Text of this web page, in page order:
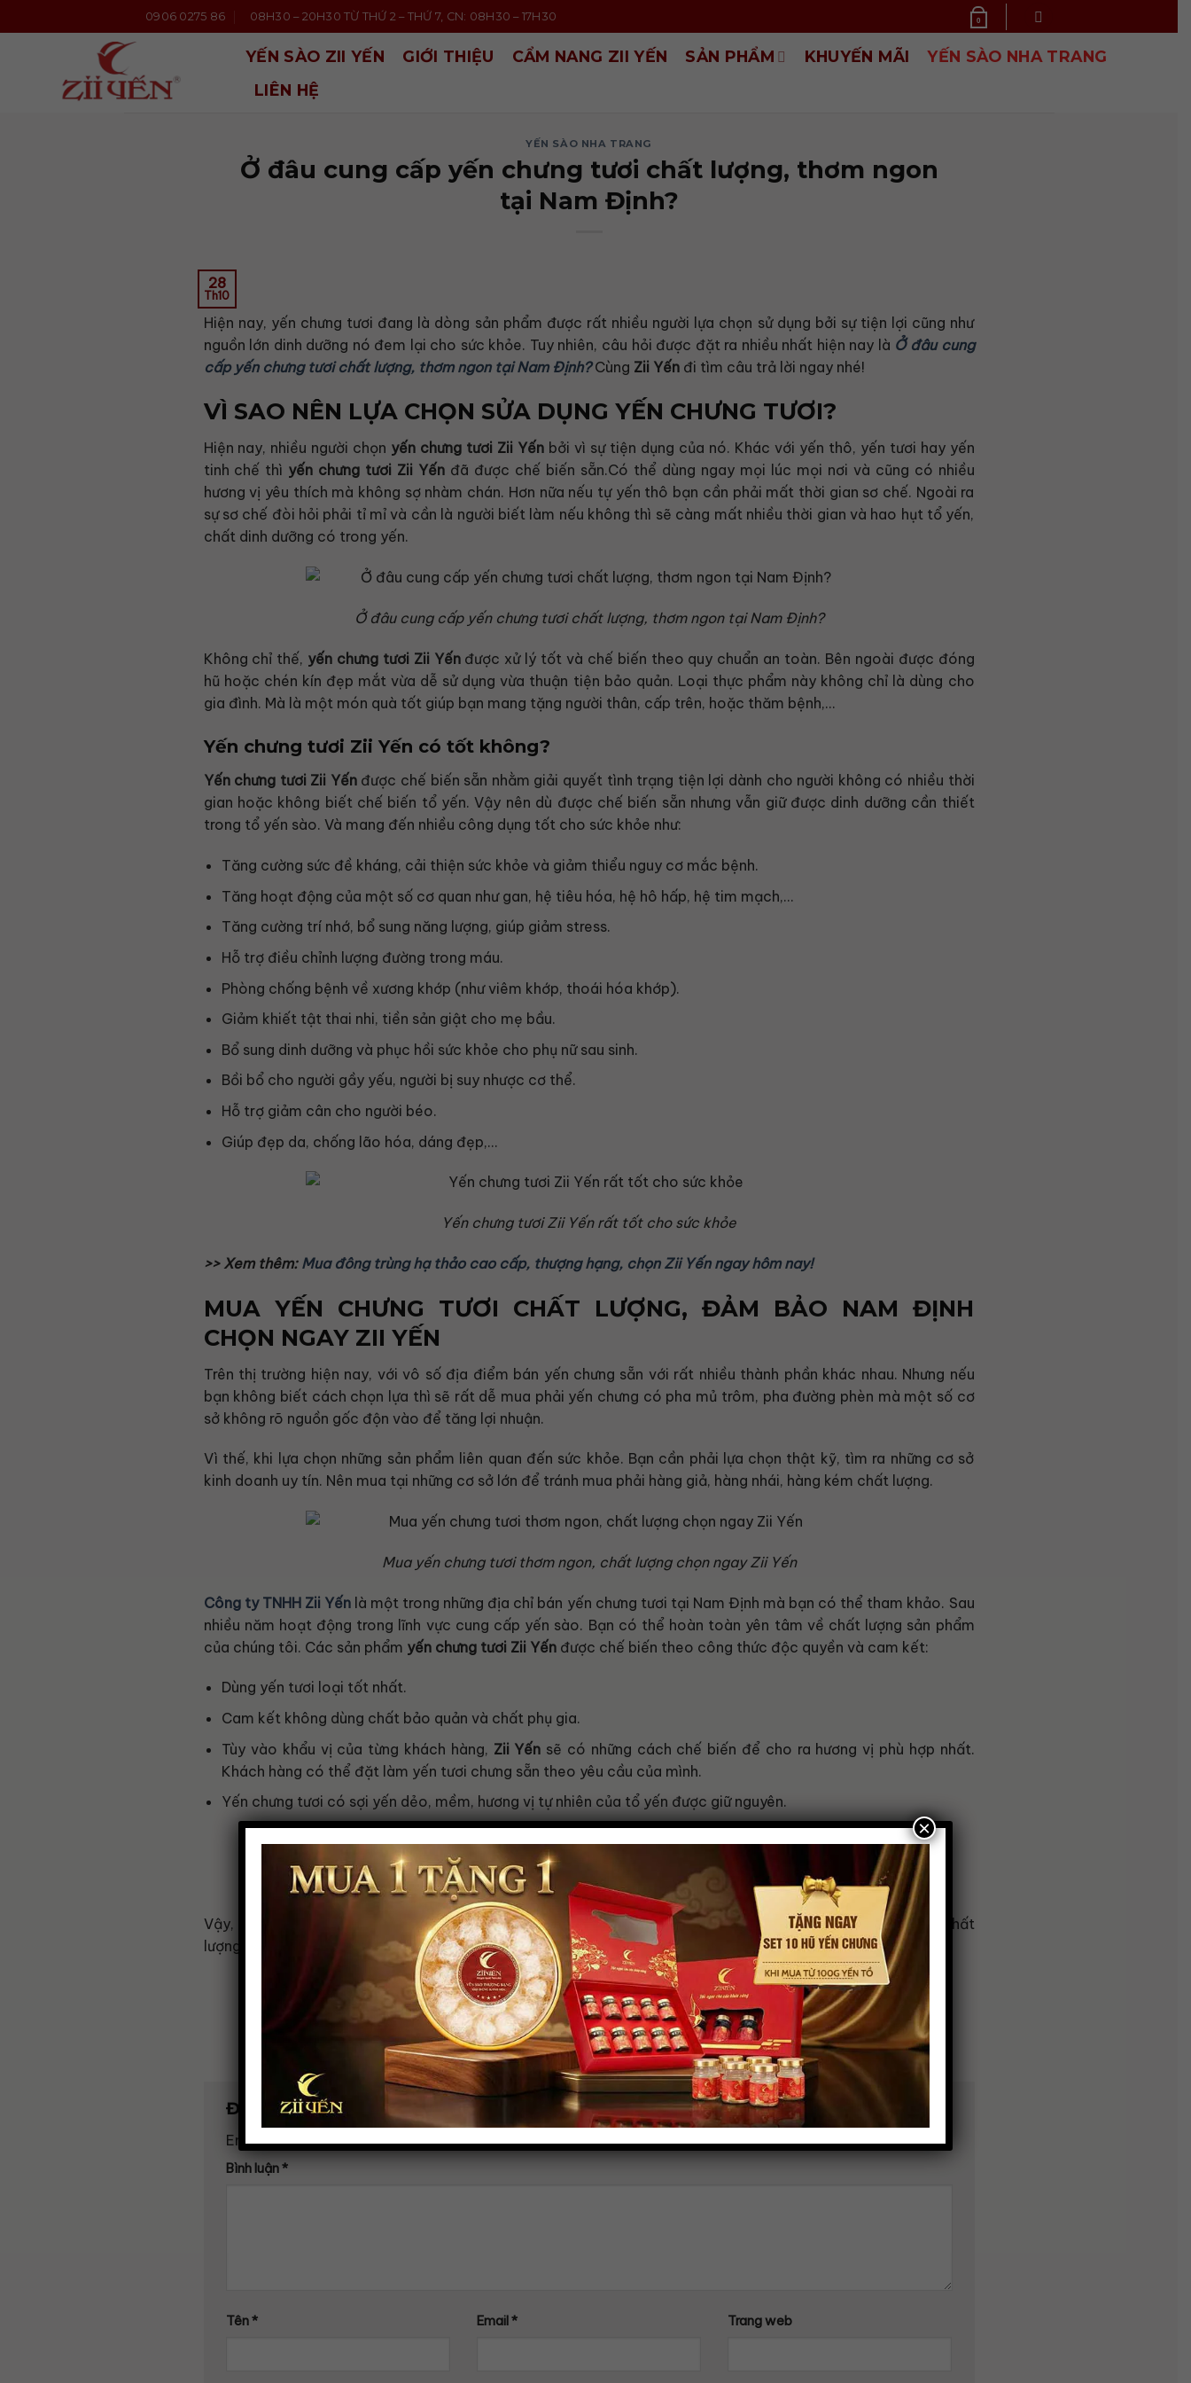
qua
0906 0275 86 08H30 – 20H30 TỪ THỨ 2 – THỨ 7, CN: 08H30 – 17H30 0
YẾN SÀO ZII YẾN GIỚI THIỆU CẨM NANG ZII YẾN SẢN PHẨM KHUYẾN MÃI
YẾN SÀO NHA TRANG
LIÊN HỆ
YẾN SÀO NHA TRANG
Ở đâu cung cấp yến chưng tươi chất lượng, thơm ngon
tại Nam Định?
28
Th10
Hiện nay, yến chưng tươi đang là dòng sản phẩm được rất nhiều người lựa chọn sử dụng bởi sự tiện lợi cũng như
nguồn lớn dinh dưỡng nó đem lại cho sức khỏe. Tuy nhiên, câu hỏi được đặt ra nhiều nhất hiện nay là Ở đâu cung
cấp yến chưng tươi chất lượng, thơm ngon tại Nam Định?Cùng Zii Yếnđi tìm câu trả lời ngay nhé!
VÌ SAO NÊN LỰA CHỌN SỬA DỤNG YẾN CHƯNG TƯƠI?
Hiện nay, nhiều người chọn yến chưng tươi Zii Yến bởi vì sự tiện dụng của nó. Khác với yến thô, yến tươi hay yến
tinh chế thì yến chưng tươi Zii Yến đã được chế biến sẵn.Có thể dùng ngay mọi lúc mọi nơi và cũng có nhiều
hương vị yêu thích mà không sợ nhàm chán. Hơn nữa nếu tự yến thô bạn cần phải mất thời gian sơ chế. Ngoài ra
sự sơ chế đòi hỏi phải tỉ mỉ và cần là người biết làm nếu không thì sẽ càng mất nhiều thời gian và hao hụt tổ yến,
chất dinh dưỡng có trong yến.
Ở đâu cung cấp yến chưng tươi chất lượng, thơm ngon tại Nam Định?
Không chỉ thế, yến chưng tươi Zii Yếnđược xử lý tốt và chế biến theo quy chuẩn an toàn. Bên ngoài được đóng
hũ hoặc chén kín đẹp mắt vừa dễ sử dụng vừa thuận tiện bảo quản. Loại thực phẩm này không chỉ là dùng cho
gia đình. Mà là một món quà tốt giúp bạn mang tặng người thân, cấp trên, hoặc thăm bệnh,…
Yến chưng tươi Zii Yến có tốt không?
Yến chưng tươi Zii Yếnđược chế biến sẵn nhằm giải quyết tình trạng tiện lợi dành cho người không có nhiều thời
gian hoặc không biết chế biến tổ yến. Vậy nên dù được chế biến sẵn nhưng vẫn giữ được dinh dưỡng cần thiết
trong tổ yến sào. Và mang đến nhiều công dụng tốt cho sức khỏe như:
Tăng cường sức đề kháng, cải thiện sức khỏe và giảm thiểu nguy cơ mắc bệnh.
Tăng hoạt động của một số cơ quan như gan, hệ tiêu hóa, hệ hô hấp, hệ tim mạch,…
Tăng cường trí nhớ, bổ sung năng lượng, giúp giảm stress.
Hỗ trợ điều chỉnh lượng đường trong máu.
Phòng chống bệnh về xương khớp (như viêm khớp, thoái hóa khớp).
Giảm khiết tật thai nhi, tiền sản giật cho mẹ bầu.
Bổ sung dinh dưỡng và phục hồi sức khỏe cho phụ nữ sau sinh.
Bồi bổ cho người gầy yếu, người bị suy nhược cơ thể.
Hỗ trợ giảm cân cho người béo.
Giúp đẹp da, chống lão hóa, dáng đẹp,…
Yến chưng tươi Zii Yến rất tốt cho sức khỏe
>> Xem thêm: Mua đông trùng hạ thảo cao cấp, thượng hạng, chọn Zii Yến ngay hôm nay!
MUA YẾN CHƯNG TƯƠI CHẤT LƯỢNG, ĐẢM BẢO NAM ĐỊNH
CHỌN NGAY ZII YẾN
Trên thị trường hiện nay, với vô số địa điểm bán yến chưng sẵn với rất nhiều thành phần khác nhau. Nhưng nếu
bạn không biết cách chọn lựa thì sẽ rất dễ mua phải yến chưng có pha mủ trôm, pha đường phèn mà một số cơ
sở không rõ nguồn gốc độn vào để tăng lợi nhuận.
Vì thế, khi lựa chọn những sản phẩm liên quan đến sức khỏe. Bạn cần phải lựa chọn thật kỹ, tìm ra những cơ sở
kinh doanh uy tín. Nên mua tại những cơ sở lớn để tránh mua phải hàng giả, hàng nhái, hàng kém chất lượng.
Mua yến chưng tươi thơm ngon, chất lượng chọn ngay Zii Yến
Công ty TNHH Zii Yếnlà một trong những địa chỉ bán yến chưng tươi tại Nam Định mà bạn có thể tham khảo. Sau
nhiều năm hoạt động trong lĩnh vực cung cấp yến sào. Bạn có thể hoàn toàn yên tâm về chất lượng sản phẩm
của chúng tôi. Các sản phẩm yến chưng tươi Zii Yếnđược chế biến theo công thức độc quyền và cam kết:
Dùng yến tươi loại tốt nhất.
Cam kết không dùng chất bảo quản và chất phụ gia.
Tùy vào khẩu vị của từng khách hàng, Zii Yến sẽ có những cách chế biến để cho ra hương vị phù hợp nhất.
Khách hàng có thể đặt làm yến tươi chưng sẵn theo yêu cầu của mình.
Yến chưng tươi có sợi yến dẻo, mềm, hương vị tự nhiên của tổ yến được giữ nguyên.
Yến chưng tươi Zii Yế, chất lượng, đảm bảo số 1 Nam Định
Vậy, còn chần chừ gì nữa mà không đếnZii Yếnđể mua được những sản phẩm yến chưng tươi tốt nhất, chất
lượng nhất và đúng hương vị yêu thích của bạn nhất ngay hôm nay nào!
Để lại một bình luận
Email của bạn sẽ không được hiển thị công khai. Các trường bắt buộc được đánh dấu*
Bình luận*
Tên* Email * Trang web
×